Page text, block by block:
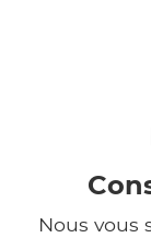
Nous vous